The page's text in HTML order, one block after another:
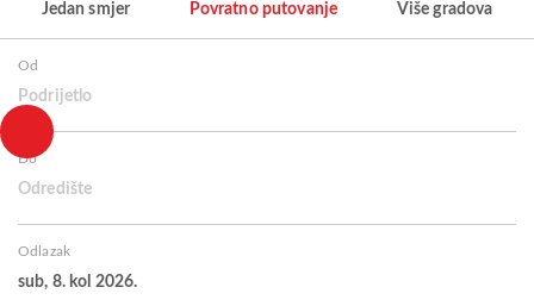
Jedan smjer Povratno putovanje Više gradova
Od
Podrijetlo
Do
Odredište
Odlazak
sub, 8. kol 2026.